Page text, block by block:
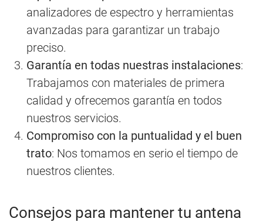
analizadores de espectro y herramientas
avanzadas para garantizar un trabajo
preciso.
Garantía en todas nuestras instalaciones:
Trabajamos con materiales de primera
calidad y ofrecemos garantía en todos
nuestros servicios.
Compromiso con la puntualidad y el buen
trato: Nos tomamos en serio el tiempo de
nuestros clientes.
Consejos para mantener tu antena